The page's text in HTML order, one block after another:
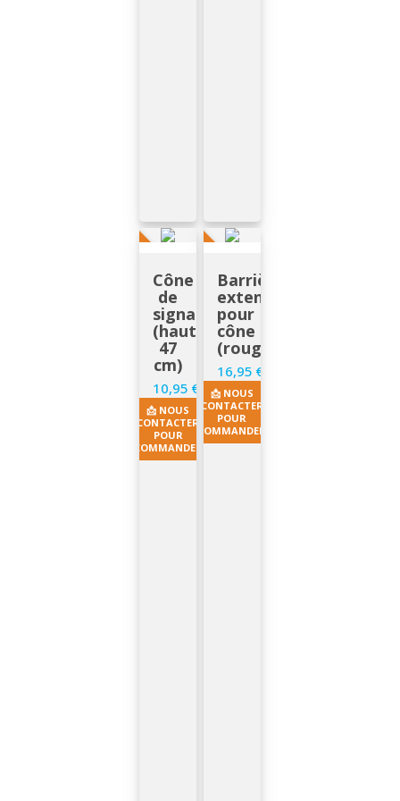
SUR DEMANDE
Cône
de
signalisation
(hauteur
47
cm)
Prix
10,95 €
📩 NOUS
CONTACTER
POUR
COMMANDER
SUR DEMANDE
Barrière
extensible
pour
cône
(rouge/blanc)
Prix
16,95 €
📩 NOUS
CONTACTER
POUR
COMMANDER